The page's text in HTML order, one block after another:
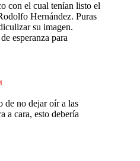
con el cual tenían listo el
Hernández. Puras
su imagen.
esperanza para
de no dejar oír a las
a cara, esto debería